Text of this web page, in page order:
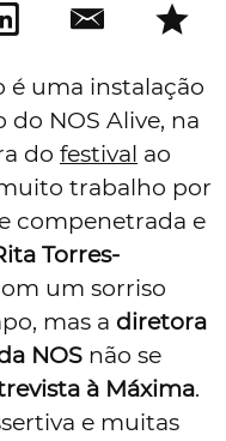
uma instalação
NOS Alive, na
do festival ao
trabalho por
compenetrada e
Torres-
um sorriso
mas a diretora
NOS não se
à Máxima.
e muitas